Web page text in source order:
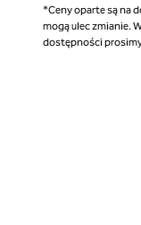
*Ceny oparte są na
mogą ulec zmianie.
dostępności